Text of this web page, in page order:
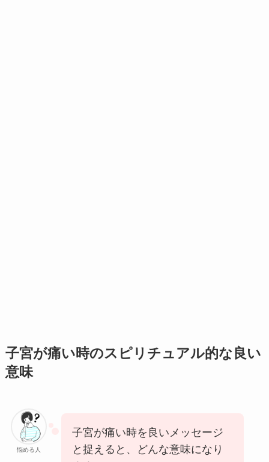
子宮が痛い時のスピリチュアル的な良い
意味
悩める人
子宮が痛い時を良いメッセージ
と捉えると、どんな意味になり